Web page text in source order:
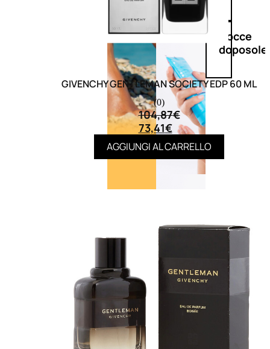
DoposoleDocce
doposole
NATURALI
Fragranze Nature
Viso/Labbra/Occhi Nature
Corpo
Mani
Maschera Nature
Trattamenti Viso
GIVENCHY GENTLEMAN SOCIETY EDP 60 ML
(0)
104,87€
73,41€
AGGIUNGI AL CARRELLO